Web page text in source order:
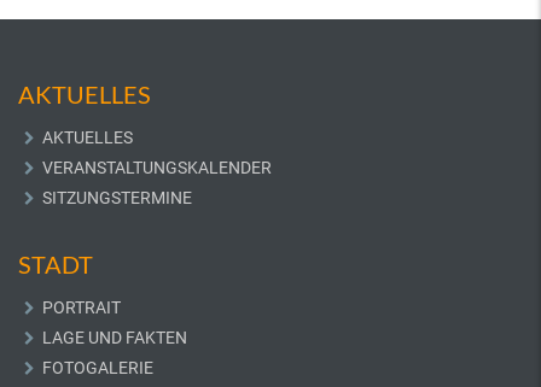
AKTUELLES
AKTUELLES
VERANSTALTUNGSKALENDER
SITZUNGSTERMINE
STADT
PORTRAIT
LAGE UND FAKTEN
FOTOGALERIE